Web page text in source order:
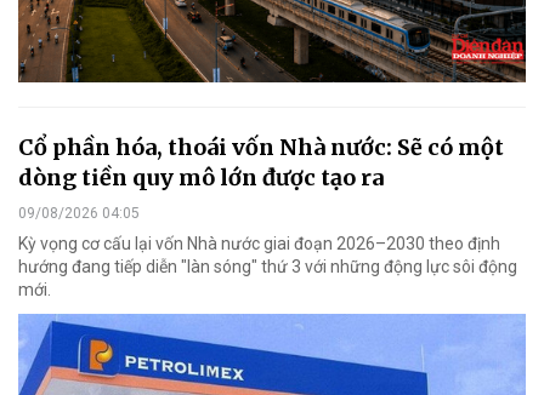
Cổ phần hóa, thoái vốn Nhà nước: Sẽ có một
dòng tiền quy mô lớn được tạo ra
09/08/2026 04:05
Kỳ vọng cơ cấu lại vốn Nhà nước giai đoạn 2026–2030 theo định
hướng đang tiếp diễn "làn sóng" thứ 3 với những động lực sôi động
mới.